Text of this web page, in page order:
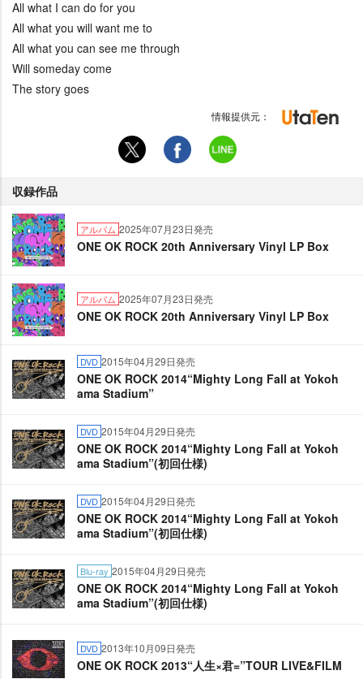
All what I can do for you
All what you will want me to
All what you can see me through
Will someday come
The story goes
情報提供元：
収録作品
アルバム 2025年07月23日発売
ONE OK ROCK 20th Anniversary Vinyl LP Box
アルバム 2025年07月23日発売
ONE OK ROCK 20th Anniversary Vinyl LP Box
DVD 2015年04月29日発売
ONE OK ROCK 2014“Mighty Long Fall at Yokoh
ama Stadium”
DVD 2015年04月29日発売
ONE OK ROCK 2014“Mighty Long Fall at Yokoh
ama Stadium”(初回仕様)
DVD 2015年04月29日発売
ONE OK ROCK 2014“Mighty Long Fall at Yokoh
ama Stadium”(初回仕様)
Blu-ray 2015年04月29日発売
ONE OK ROCK 2014“Mighty Long Fall at Yokoh
ama Stadium”(初回仕様)
DVD 2013年10月09日発売
ONE OK ROCK 2013“人生×君=”TOUR LIVE&FILM